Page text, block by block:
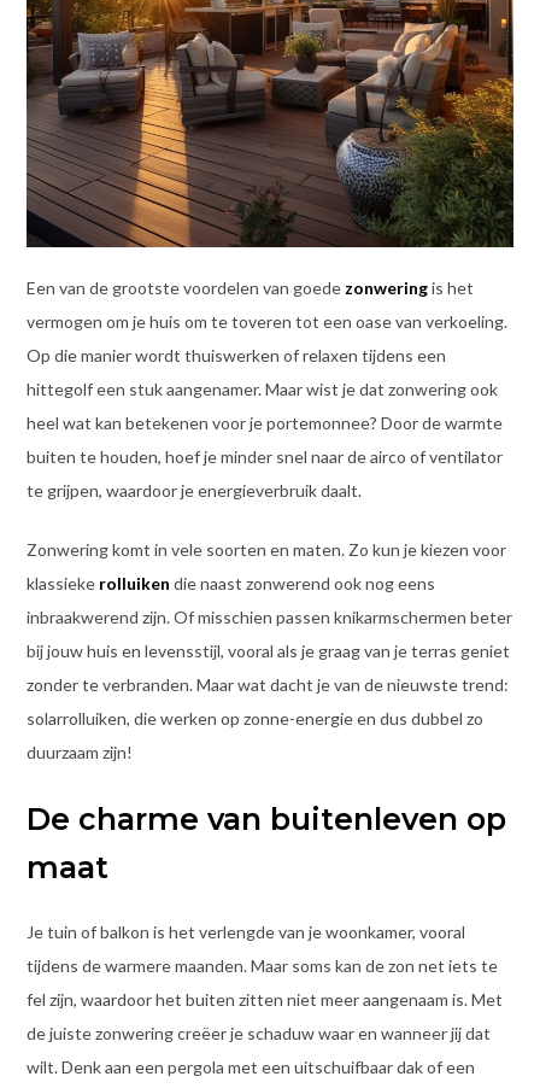
Een van de grootste voordelen van goede zonweringis het
vermogen om je huis om te toveren tot een oase van verkoeling.
Op die manier wordt thuiswerken of relaxen tijdens een
hittegolf een stuk aangenamer. Maar wist je dat zonwering ook
heel wat kan betekenen voor je portemonnee? Door de warmte
buiten te houden, hoef je minder snel naar de airco of ventilator
te grijpen, waardoor je energieverbruik daalt.
Zonwering komt in vele soorten en maten. Zo kun je kiezen voor
klassieke rolluiken die naast zonwerend ook nog eens
inbraakwerend zijn. Of misschien passen knikarmschermen beter
bij jouw huis en levensstijl, vooral als je graag van je terras geniet
zonder te verbranden. Maar wat dacht je van de nieuwste trend:
solarrolluiken, die werken op zonne-energie en dus dubbel zo
duurzaam zijn!
De charme van buitenleven op
maat
Je tuin of balkon is het verlengde van je woonkamer, vooral
tijdens de warmere maanden. Maar soms kan de zon net iets te
fel zijn, waardoor het buiten zitten niet meer aangenaam is. Met
de juiste zonwering creëer je schaduw waar en wanneer jij dat
wilt. Denk aan een pergola met een uitschuifbaar dak of een